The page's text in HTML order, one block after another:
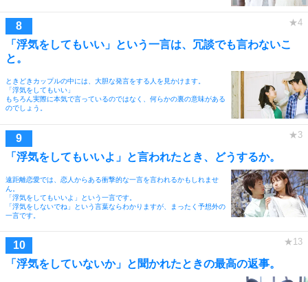
「浮気をしてもいい」という一言は、冗談でも言わないこ
と。
ときどきカップルの中には、大胆な発言をする人を見かけます。
「浮気をしてもいい」
もちろん実際に本気で言っているのではなく、何らかの裏の意味がある
のでしょう。
「浮気をしてもいいよ」と言われたとき、どうするか。
遠距離恋愛では、恋人からある衝撃的な一言を言われるかもしれませ
ん。
「浮気をしてもいいよ」という一言です。
「浮気をしないでね」という言葉ならわかりますが、まったく予想外の
一言です。
「浮気をしていないか」と聞かれたときの最高の返事。